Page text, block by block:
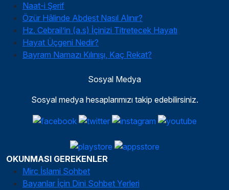
Naat-i Şerif
Özür Hâlinde Abdest Nasıl Alınır?
Hz. Cebrail’in (a.s) İçinizi Titretecek Hayatı
Hayat Üçgeni Nedir?
Bayram Namazı Kılınışı, Kaç Rekat?
Sosyal Medya
Sosyal medya hesaplarımızı takip edebilirsiniz.
OKUNMASI GEREKENLER
Mirc İslami Sohbet
Bayanlar İçin Dini Sohbet Yerleri